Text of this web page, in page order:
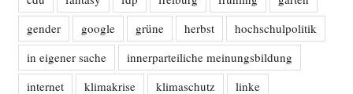
gender
google grüne herbst
hochschulpolitik
in eigener sache
innerparteiliche meinungsbildung
internet
klimakrise klimaschutz
linke